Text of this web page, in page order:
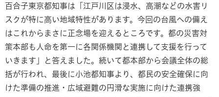
百合子東京都知事は「江戸川区は浸水、高潮などの水害リ
スクが特に高い地域特性があります。今回の台風への備え
はこれからまさに正念場を迎えるところです。都の災害対
策本部も人命を第一に各関係機関と連携して支援を行って
いきます」と答えました。続いて都本部から会議全体の総
括が行われ、最後に小池都知事より、都民の安全確保に向
けた準備の推進・広域避難の円滑な実施に向けた連携強